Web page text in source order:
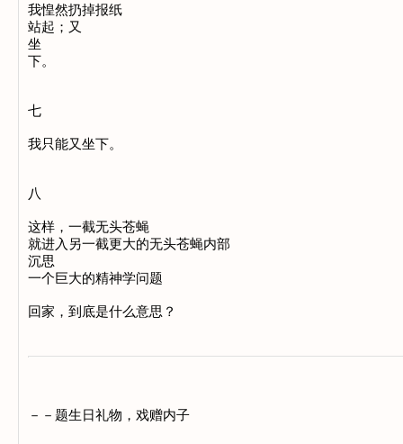
我惶然扔掉报纸
站起；又
坐
下。
七
我只能又坐下。
八
这样，一截无头苍蝇
就进入另一截更大的无头苍蝇内部
沉思
一个巨大的精神学问题
－－题生日礼物，戏赠内子